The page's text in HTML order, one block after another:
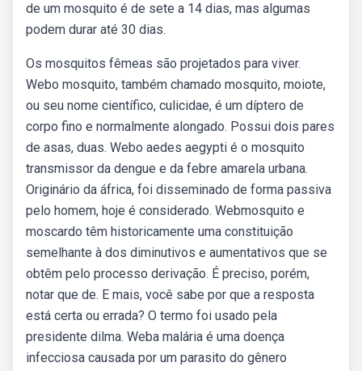
de um mosquito é de sete a 14 dias, mas algumas
podem durar até 30 dias.
Os mosquitos fêmeas são projetados para viver.
Webo mosquito, também chamado mosquito, moiote,
ou seu nome científico, culicidae, é um díptero de
corpo fino e normalmente alongado. Possui dois pares
de asas, duas. Webo aedes aegypti é o mosquito
transmissor da dengue e da febre amarela urbana.
Originário da áfrica, foi disseminado de forma passiva
pelo homem, hoje é considerado. Webmosquito e
moscardo têm historicamente uma constituição
semelhante à dos diminutivos e aumentativos que se
obtêm pelo processo derivação. É preciso, porém,
notar que de. E mais, você sabe por que a resposta
está certa ou errada? O termo foi usado pela
presidente dilma. Weba malária é uma doença
infecciosa causada por um parasito do gênero